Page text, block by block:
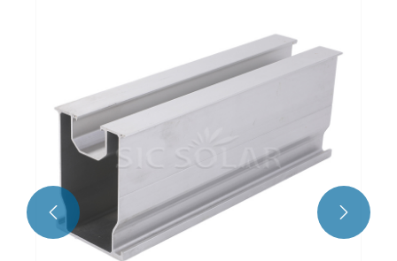
Riel de techo para paneles solares
Ver más >>
 